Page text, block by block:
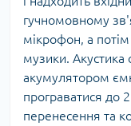
гучномовному
мікрофон, а
музики.
акумулятором
програватися до
перенесення та